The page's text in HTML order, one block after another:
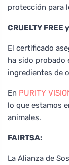
protección para
CRUELTY FREE
El certificado
ha sido probado
ingredientes de
En PURITY
lo que estamos
animales.
FAIRTSA:
La Alianza de